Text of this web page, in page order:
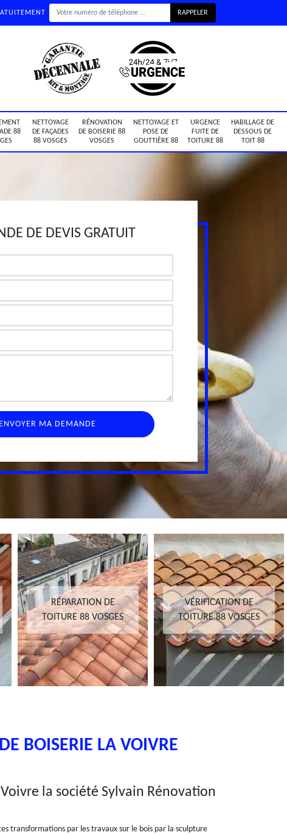
88
NETTOYAGE
DE FAÇADES
88 VOSGES
RÉNOVATION
DE BOISERIE 88
VOSGES
NETTOYAGE ET
POSE DE
GOUTTIÈRE 88
URGENCE
FUITE DE
TOITURE 88
HABILLAGE DE
DESSOUS DE
TOIT 88
DE DEVIS GRATUIT
RÉPARATION DE
TOITURE 88 VOSGES
VÉRIFICATION DE
TOITURE 88 VOSGES
BOISERIE LA VOIVRE
la société Sylvain Rénovation
transformations par les travaux sur le bois par la sculpture